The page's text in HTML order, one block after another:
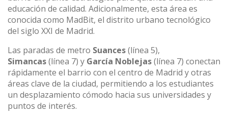
educación de calidad. Adicionalmente, esta área es
conocida como MadBit, el distrito urbano tecnológico
del siglo XXI de Madrid.
Las paradas de metro Suances(línea 5),
Simancas(línea 7) y García Noblejas(línea 7) conectan
rápidamente el barrio con el centro de Madrid y otras
áreas clave de la ciudad, permitiendo a los estudiantes
un desplazamiento cómodo hacia sus universidades y
puntos de interés.